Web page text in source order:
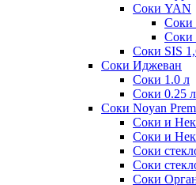
Соки YAN
Соки
Соки
Соки SIS
Соки Иджеван
Соки 1.0 л
Соки 0.25 л
Соки Noyan
Соки и
Соки и
Соки
Соки
Соки